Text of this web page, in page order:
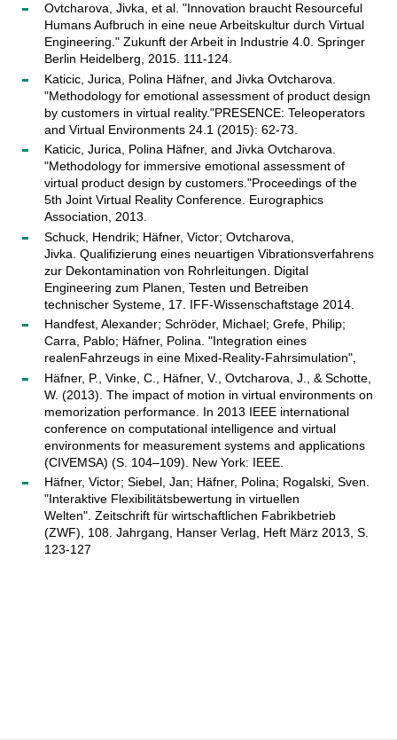
Ovtcharova, Jivka, et al. "Innovation braucht Resourceful
Humans Aufbruch in eine neue Arbeitskultur durch Virtual
Engineering." Zukunft der Arbeit in Industrie 4.0. Springer
Berlin Heidelberg, 2015. 111-124.
Katicic, Jurica, Polina Häfner, and Jivka Ovtcharova.
"Methodology for emotional assessment of product design
by customers in virtual reality."PRESENCE: Teleoperators
and Virtual Environments 24.1 (2015): 62-73.
Katicic, Jurica, Polina Häfner, and Jivka Ovtcharova.
"Methodology for immersive emotional assessment of
virtual product design by customers."Proceedings of the
5th Joint Virtual Reality Conference. Eurographics
Association, 2013.
Schuck, Hendrik; Häfner, Victor; Ovtcharova,
Jivka. Qualifizierung eines neuartigen Vibrationsverfahrens
zur Dekontamination von Rohrleitungen. Digital
Engineering zum Planen, Testen und Betreiben
technischer Systeme, 17. IFF-Wissenschaftstage 2014.
Handfest, Alexander; Schröder, Michael; Grefe, Philip;
Carra, Pablo; Häfner, Polina. "Integration eines
realenFahrzeugs in eine Mixed-Reality-Fahrsimulation",
Häfner, P., Vinke, C., Häfner, V., Ovtcharova, J., & Schotte,
W. (2013). The impact of motion in virtual environments on
memorization performance. In 2013 IEEE international
conference on computational intelligence and virtual
environments for measurement systems and applications
(CIVEMSA) (S. 104–109). New York: IEEE.
Häfner, Victor; Siebel, Jan; Häfner, Polina; Rogalski, Sven.
"Interaktive Flexibilitätsbewertung in virtuellen
Welten". Zeitschrift für wirtschaftlichen Fabrikbetrieb
(ZWF), 108. Jahrgang, Hanser Verlag, Heft März 2013, S.
123-127